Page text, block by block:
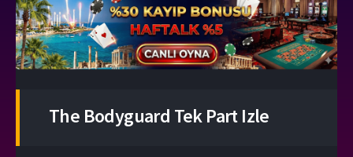
The Bodyguard Tek Part Izle